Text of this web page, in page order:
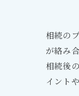
相続の
が絡み
相続後
イント